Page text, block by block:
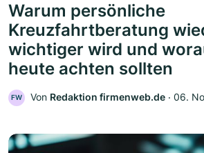
Warum persönliche
Kreuzfahrtberatung
wichtiger wird und
heute achten sollten
FW Von Redaktion firmenweb.de ‧ 06.